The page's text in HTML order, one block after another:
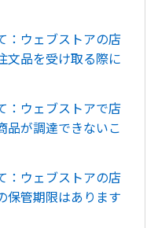
：ウェブストアの店
文品を受け取る際に
：ウェブストアで店
品が調達できないこ
：ウェブストアの店
保管期限はあります